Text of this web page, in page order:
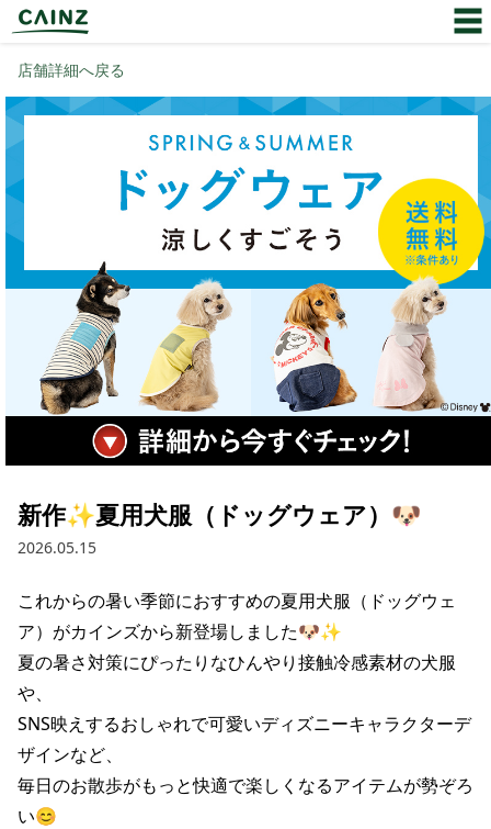
店舗詳細へ戻る
新作✨夏用犬服（ドッグウェア）🐶
2026.05.15
これからの暑い季節におすすめの夏用犬服（ドッグウェ
ア）がカインズから新登場しました🐶✨
夏の暑さ対策にぴったりなひんやり接触冷感素材の犬服
や、
SNS映えするおしゃれで可愛いディズニーキャラクターデ
ザインなど、
毎日のお散歩がもっと快適で楽しくなるアイテムが勢ぞろ
い😊